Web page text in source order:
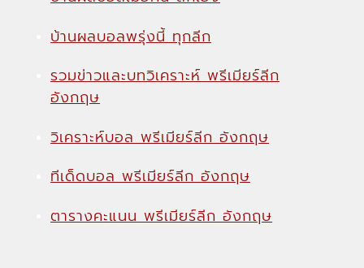
บ้านผลบอลพรุ่งนี้ ทุกลีก
รวมข่าวและบทวิเคราะห์ พรีเมียร์ลีก
อังกฤษ
วิเคราะห์บอล พรีเมียร์ลีก อังกฤษ
ทีเด็ดบอล พรีเมียร์ลีก อังกฤษ
ตารางคะแนน พรีเมียร์ลีก อังกฤษ